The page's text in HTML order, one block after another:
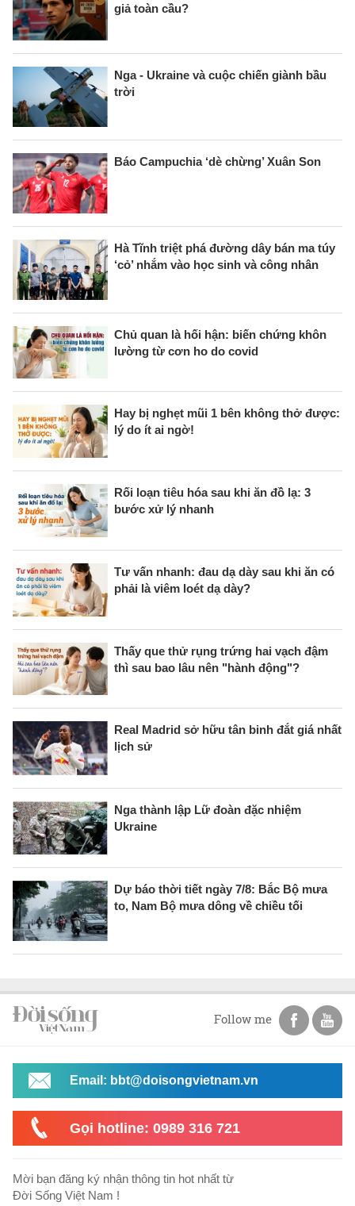
giả toàn cầu?
Nga - Ukraine và cuộc chiến giành bầu
trời
Báo Campuchia ‘dè chừng’ Xuân Son
Hà Tĩnh triệt phá đường dây bán ma túy
‘cỏ’ nhắm vào học sinh và công nhân
Chủ quan là hối hận: biến chứng khôn
lường từ cơn ho do covid
Hay bị nghẹt mũi 1 bên không thở được:
lý do ít ai ngờ!
Rối loạn tiêu hóa sau khi ăn đồ lạ: 3
bước xử lý nhanh
Tư vấn nhanh: đau dạ dày sau khi ăn có
phải là viêm loét dạ dày?
Thấy que thử rụng trứng hai vạch đậm
thì sau bao lâu nên "hành động"?
Real Madrid sở hữu tân binh đắt giá nhất
lịch sử
Nga thành lập Lữ đoàn đặc nhiệm
Ukraine
Dự báo thời tiết ngày 7/8: Bắc Bộ mưa
to, Nam Bộ mưa dông về chiều tối
Follow me
Email: bbt@doisongvietnam.vn
Gọi hotline: 0989 316 721
Mời bạn đăng ký nhận thông tin hot nhất từ
Đời Sống Việt Nam !